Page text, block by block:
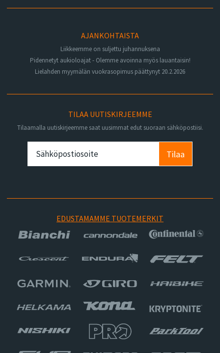
AJANKOHTAISTA
Liikkeemme on suljettu juhannuksena
Pidennetyt aukioloajat - Olemme avoinna myös lauantaisin!
Lielahden myymälän vuokrasopimus päättynyt 20.2.2026
TILAA UUTISKIRJEEMME
Tilaamalla uutiskirjeemme saat uusimmat edut suoraan sähköpostiisi.
Tilaa
EDUSTAMAMME TUOTEMERKIT